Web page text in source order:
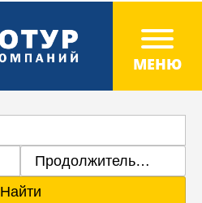
Продолжительность
Найти